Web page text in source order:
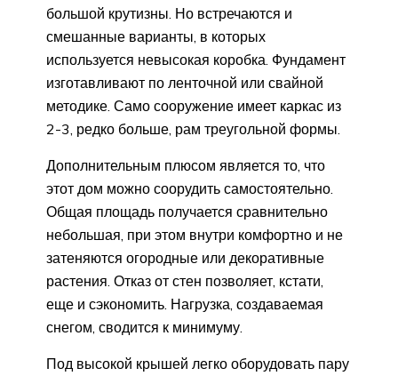
большой крутизны. Но встречаются и
смешанные варианты, в которых
используется невысокая коробка. Фундамент
изготавливают по ленточной или свайной
методике. Само сооружение имеет каркас из
2-3, редко больше, рам треугольной формы.
Дополнительным плюсом является то, что
этот дом можно соорудить самостоятельно.
Общая площадь получается сравнительно
небольшая, при этом внутри комфортно и не
затеняются огородные или декоративные
растения. Отказ от стен позволяет, кстати,
еще и сэкономить. Нагрузка, создаваемая
снегом, сводится к минимуму.
Под высокой крышей легко оборудовать пару